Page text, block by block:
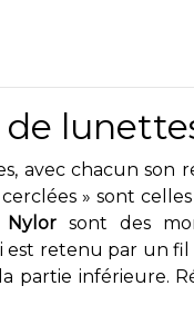
de
avec chacun son
» sont
Nylor sont des
retenu par un
partie inférieure.